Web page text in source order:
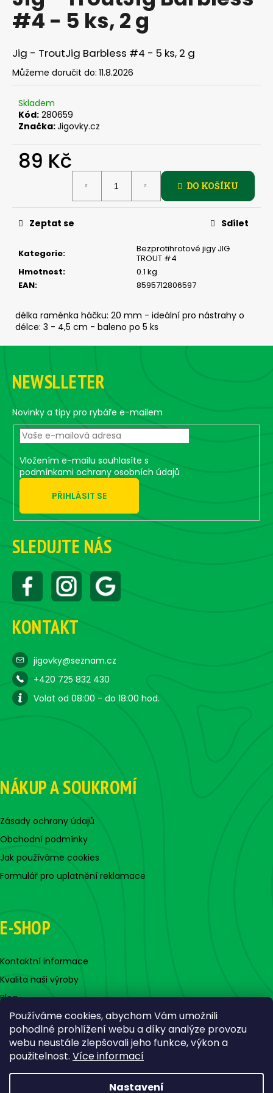
Používáme cookies, abychom Vám umožnili
pohodlné prohlížení webu a díky analýze provozu
webu neustále zlepšovali jeho funkce, výkon a
použitelnost. Více informací
Nastavení
0,0
z
hvězdiček.
#4 - 5 ks, 2 g
Jig - TroutJig Barbless #4 - 5 ks, 2 g
Můžeme doručit do: 11.8.2026
Skladem
Kód: 280659
Značka:Jigovky.cz
89 Kč
DO KOŠÍKU
Kategorie:
Bezprotihrotové jigy JIG
TROUT #4
Hmotnost:
0.1 kg
EAN: 8595712806597
Zeptat se Sdílet
délka raménka háčku: 20 mm - ideální pro nástrahy o
délce: 3 - 4,5 cm - baleno po 5 ks
a
j
í
t
?
o
p
u
č
u
e
m
e
JIG
STRONG
-
3
KS,
30
99
Kč
Z
NEWSLLETER
Novinky a tipy pro rybáře e-mailem
Vložením e-mailu souhlasíte s
podmínkami ochrany osobních údajů
PŘIHLÁSIT SE
SLEDUJTE NÁS
KONTAKT
jigovky@seznam.cz
+420 725 832 430
Volat od 08:00 - do 18:00 hod.
NÁKUP A SOUKROMÍ
Zásady ochrany údajů
Obchodní podmínky
Jak používáme cookies
Formulář pro uplatnění reklamace
E-SHOP
Kontaktní informace
Kvalita naši výroby
Blog